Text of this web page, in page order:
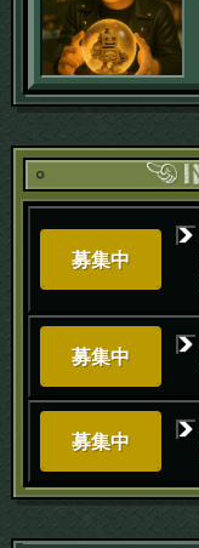
募集中
募集中
募集中